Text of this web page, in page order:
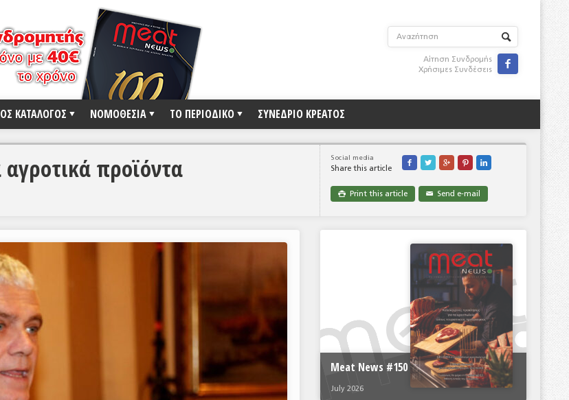
Αίτηση Συνδρομής
Χρήσιμες Συνδέσεις

ΚΑΤΑΛΟΓΟΣ ΝΟΜΟΘΕΣΙΑ ΤΟ ΠΕΡΙΟΔΙΚΟ ΣΥΝΕΔΡΙΟ ΚΡΕΑΤΟΣ
Social media
Share this article
    
 Print this article ✉ Send e-mail
προϊόντα
Meat News #150
July 2026